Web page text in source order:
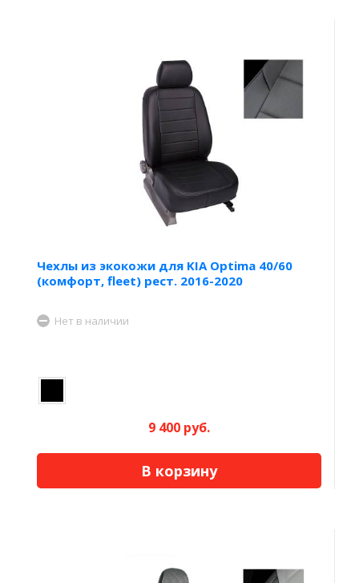
Чехлы из экокожи для KIA Optima 40/60
(комфорт, fleet) рест. 2016-2020
Нет в наличии
9 400 руб.
В корзину